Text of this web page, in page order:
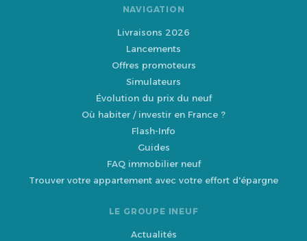
NAVIGATION
Livraisons 2026
Lancements
Offres promoteurs
Simulateurs
Évolution du prix du neuf
Où habiter / investir en France ?
Flash-Info
Guides
FAQ immobilier neuf
Trouver votre appartement avec votre effort d'épargne
LE GROUPE INEUF
Actualités